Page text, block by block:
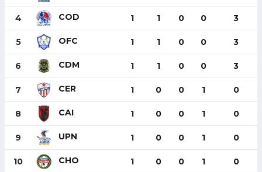
4 COD 1 1 0 0 3
5 OFC 1 1 0 0 3
6 CDM 1 1 0 0 3
7 CER 1 0 0 1 0
8 CAI 1 0 0 1 0
9 UPN 1 0 0 1 0
10 CHO 1 0 0 1 0